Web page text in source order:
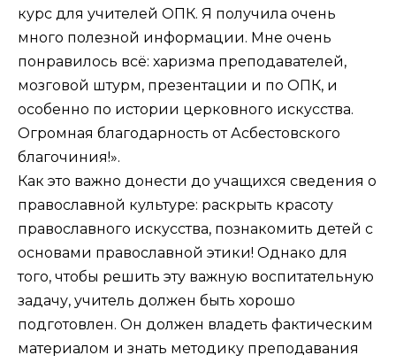
курс для учителей ОПК. Я получила очень
много полезной информации. Мне очень
понравилось всё: харизма преподавателей,
мозговой штурм, презентации и по ОПК, и
особенно по истории церковного искусства.
Огромная благодарность от Асбестовского
благочиния!».
Как это важно донести до учащихся сведения о
православной культуре: раскрыть красоту
православного искусства, познакомить детей с
основами православной этики! Однако для
того, чтобы решить эту важную воспитательную
задачу, учитель должен быть хорошо
подготовлен. Он должен владеть фактическим
материалом и знать методику преподавания